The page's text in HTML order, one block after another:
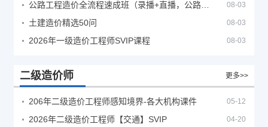
08-03
土建造价精选50问 08-03
2026年一级造价工程师SVIP课程 08-03
二级造价师 更多>>
206年二级造价工程师感知境界-各大机构课件 05-12
2026年二级造价工程师【交通】SVIP 04-20